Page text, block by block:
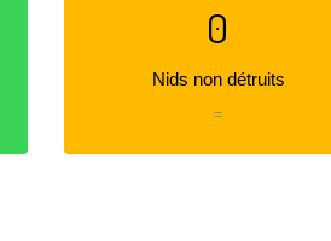
0
Nids non détruits
=